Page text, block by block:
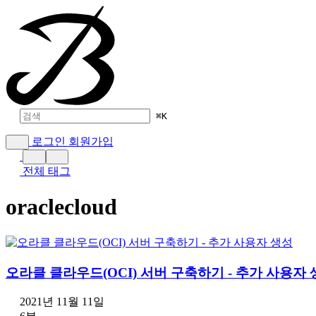
⌘K
로그인 회원가입
전체 태그
oraclecloud
오라클 클라우드(OCI) 서버 구축하기 - 추가 사용자
2021년 11월 11일